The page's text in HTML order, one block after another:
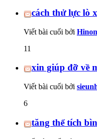
cách thử lực lò
Viết bài cuối bởi
11
xin giúp đỡ về
Viết bài cuối bởi
6
tăng thể tích